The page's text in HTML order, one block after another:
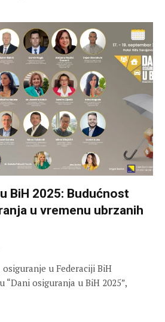
BiH 2025: Budućnost
u vremenu ubrzanih
u Federaciji BiH
osiguranja u BiH 2025”,